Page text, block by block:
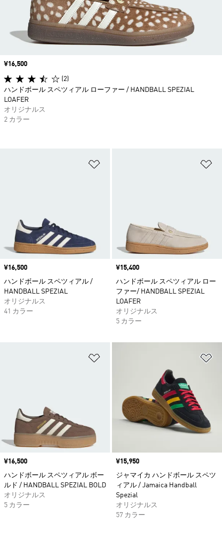
価格
¥16,500
ハンドボール スペツィアル /
HANDBALL SPEZIAL
オリジナルス
41 カラー
価格
¥15,400
ハンドボール スペツィアル ロー
ファー/ HANDBALL SPEZIAL
LOAFER
オリジナルス
5 カラー
価格
¥16,500
ハンドボール スペツィアル ボー
ルド / HANDBALL SPEZIAL BOLD
オリジナルス
5 カラー
価格
¥15,950
ジャマイカ ハンドボール スペツ
ィアル / Jamaica Handball
Spezial
オリジナルス
57 カラー
価格
¥16,500
(2)
ハンドボール スペツィアル ローファー / HANDBALL SPEZIAL
LOAFER
オリジナルス
2 カラー